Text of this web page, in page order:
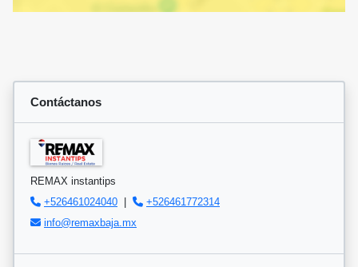
Contáctanos
REMAX instantips
+526461024040 |
+526461772314
info@remaxbaja.mx